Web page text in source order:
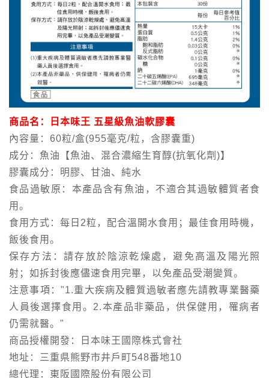
商品名：日本味王 五星級魚油軟膠囊
內容量：60粒/盒(955毫克/粒，含膠囊重)
成分：魚油【魚油、混合濃縮生育醇(抗氧化劑)】
膠囊成分：明膠、甘油、純水
食品過敏原：本產品含有魚油，不適合其過敏體質者食
用。
食用方式：每日2粒，配合溫開水食用；最佳食用時機，
飯後食用。
保存方法：請存放於陰涼乾燥處，避免高溫及陽光照
射；如拆封後應儘速食用完畢，以免產品受潮變質。
注意事項："1.重大疾病及體質過敏者應先請教專業醫藥
人員後選擇食用。2.本產品非藥品，供保健用，罹病者
仍需就醫。"
商品授權開發：日本味王國際株式會社
地址：三重県熊野市井戶町548番地10
總代理：東阪國際股份有限公司